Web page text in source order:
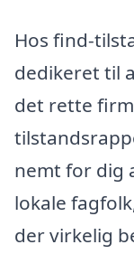
Hos find-
dedikeret til
det rette
nemt for dig
lokale
der virkelig